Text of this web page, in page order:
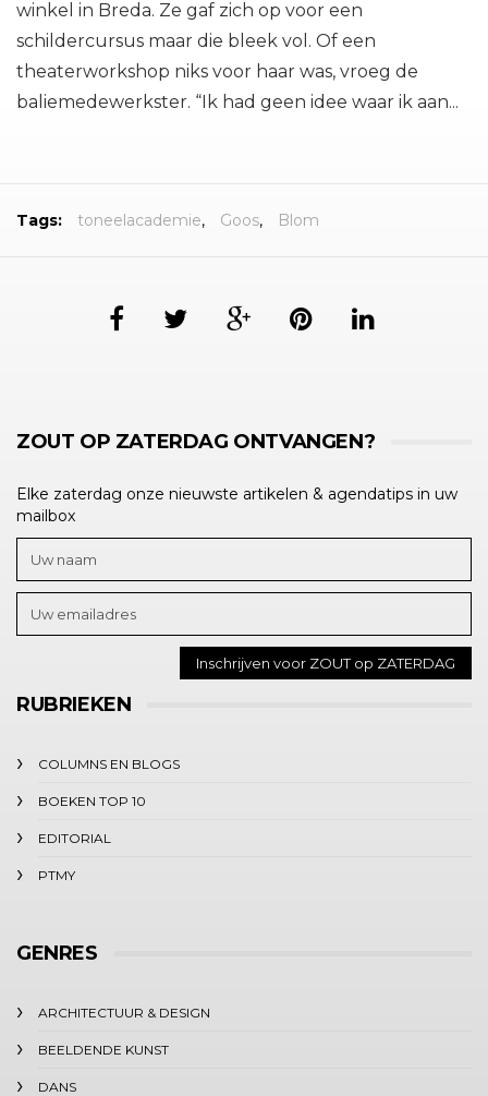
winkel in Breda. Ze gaf zich op voor een
schildercursus maar die bleek vol. Of een
theaterworkshop niks voor haar was, vroeg de
baliemedewerkster. “Ik had geen idee waar ik aan...
Tags: toneelacademie, Goos, Blom
ZOUT OP ZATERDAG ONTVANGEN?
Elke zaterdag onze nieuwste artikelen & agendatips in uw
mailbox
RUBRIEKEN
COLUMNS EN BLOGS
BOEKEN TOP 10
EDITORIAL
PTMY
GENRES
ARCHITECTUUR & DESIGN
BEELDENDE KUNST
DANS